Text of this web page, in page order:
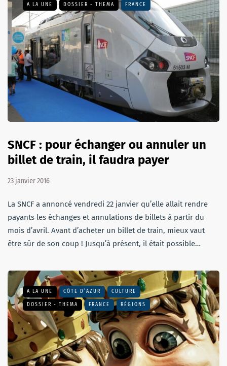
A LA UNE DOSSIER - THEMA FRANCE
SNCF : pour échanger ou annuler un
billet de train, il faudra payer
23 janvier 2016
La SNCF a annoncé vendredi 22 janvier qu’elle allait rendre
payants les échanges et annulations de billets à partir du
mois d’avril. Avant d’acheter un billet de train, mieux vaut
être sûr de son coup ! Jusqu’à présent, il était possible…
A LA UNE CÔTE D’AZUR CULTURE
DOSSIER - THEMA FRANCE RÉGIONS